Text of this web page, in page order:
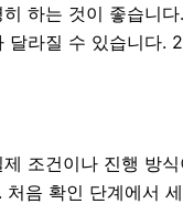
하는 것이 좋습니
라질 수 있습니다
조건이나 진행 방
음 확인 단계에서